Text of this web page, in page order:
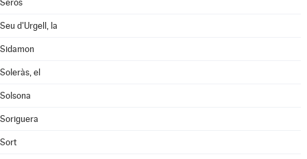
Seròs
Seu d'Urgell, la
Sidamon
Soleràs, el
Solsona
Soriguera
Sort